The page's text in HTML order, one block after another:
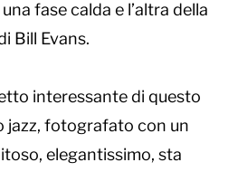
fase calda e l’altra della
Bill Evans.
interessante di questo
fotografato con un
elegantissimo, sta